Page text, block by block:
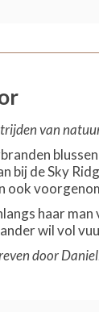
van
bij de Sky
ook
haar
wil vol
door